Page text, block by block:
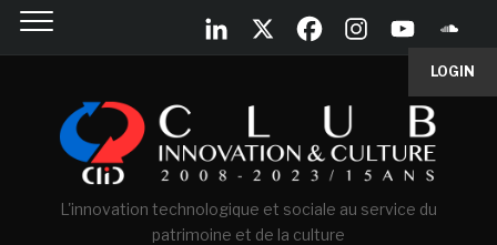
LOGIN
L'innovation technologique et sociale au service du
patrimoine et de la culture